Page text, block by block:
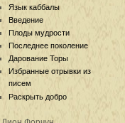
Язык каббалы
Введение
Плоды мудрости
Последнее поколение
Дарование Торы
Избранные отрывки из
писем
Раскрыть добро